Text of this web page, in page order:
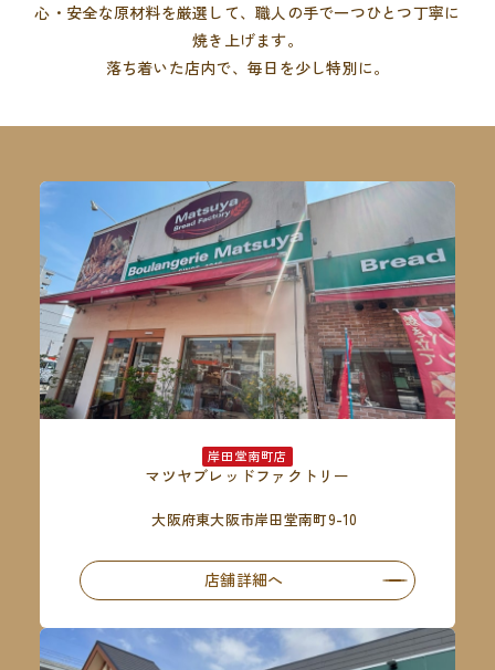
心・安全な原材料を厳選して、職人の手で一つひとつ丁寧に
焼き上げます。
落ち着いた店内で、毎日を少し特別に。
岸田堂南町店
マツヤブレッドファクトリー
大阪府東大阪市岸田堂南町9-10
店舗詳細へ